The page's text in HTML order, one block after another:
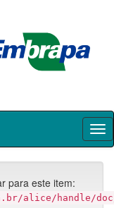
para este item:
alice/handle/doc/